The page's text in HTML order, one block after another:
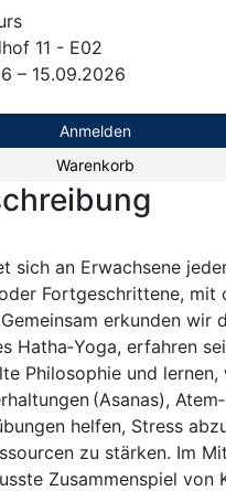
11 - E02
– 15.09.2026
Anmelden
Warenkorb
sich an Erwachsene
Fortgeschrittene, mit
erkunden wir
Hatha‑Yoga, erfahren
Philosophie und lernen,
(Asanas),
helfen, Stress
zu stärken. Im
Zusammenspiel von